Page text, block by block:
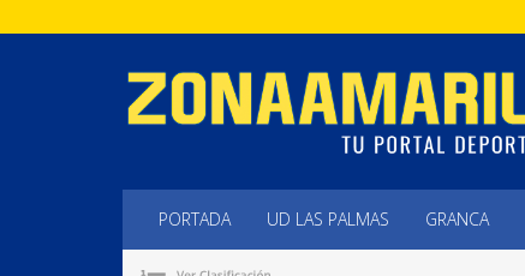
PORTADA UD LAS PALMAS GRANCA